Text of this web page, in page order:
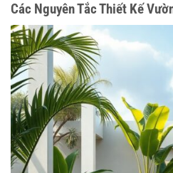
Các Nguyên Tắc Thiết Kế